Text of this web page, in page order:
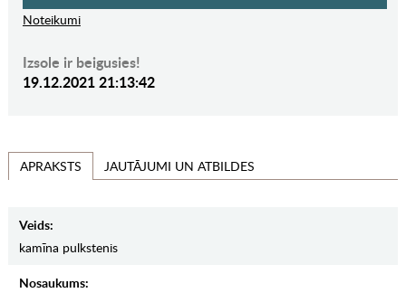
Noteikumi
Izsole ir beigusies!
19.12.2021 21:13:42
APRAKSTS JAUTĀJUMI UN ATBILDES
Veids:
kamīna pulkstenis
Nosaukums: